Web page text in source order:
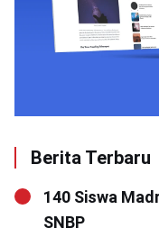
Berita Terbaru
140 Siswa
SNBP